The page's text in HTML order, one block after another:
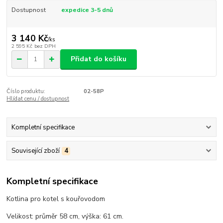
Dostupnost expedice 3-5 dnů
3 140 Kč/ks
2 595 Kč bez DPH
Přidat do košíku
Číslo produktu:
02-58P
Hlídat cenu / dostupnost
Kompletní specifikace
Související zboží 4
Kompletní specifikace
Kotlina pro kotel s kouřovodom
Velikost: průměr 58 cm, výška: 61 cm.